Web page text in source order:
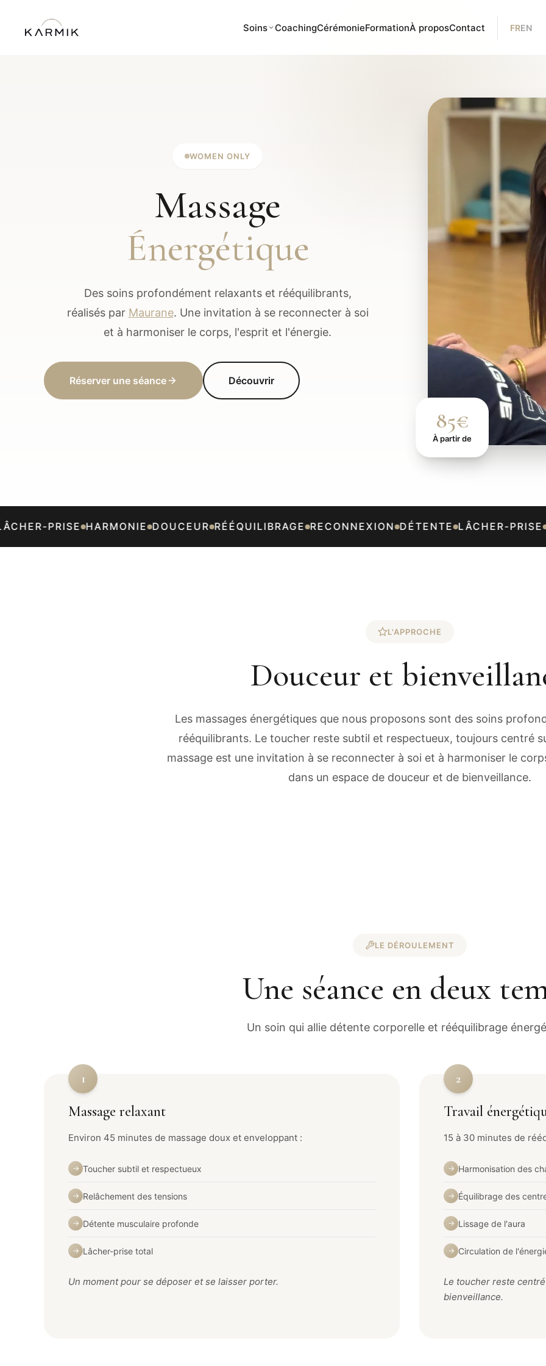
Soins CoachingCérémonieFormationÀ proposContact FREN
WOMEN ONLY
Massage
Énergétique
Des soins profondément relaxants et rééquilibrants,
réalisés par Maurane. Une invitation à se reconnecter à soi
et à harmoniser le corps, l'esprit et l'énergie.
Réserver une séance Découvrir
85€
À partir de
PRISE HARMONIE DOUCEUR RÉÉQUILIBRAGE RECONNEXION DÉTENTE LÂCHER-PRISE
L'APPROCHE
Douceur et
Les massages énergétiques que nous proposons sont des soins
rééquilibrants. Le toucher reste subtil et respectueux, toujours centré
massage est une invitation à se reconnecter à soi et à harmoniser le
dans un espace de douceur et de bienveillance.
LE DÉROULEMENT
Une séance en deux
Un soin qui allie détente corporelle et rééquilibrage
1
Massage relaxant
Environ 45 minutes de massage doux et enveloppant :
→ Toucher subtil et respectueux
→ Relâchement des tensions
→ Détente musculaire profonde
→ Lâcher-prise total
Un moment pour se déposer et se laisser porter.
2
Travail
15 à 30 minutes de
→ Harmonisation des
→ Équilibrage des
→ Lissage de l'aura
→ Circulation de
Le toucher reste
bienveillance.